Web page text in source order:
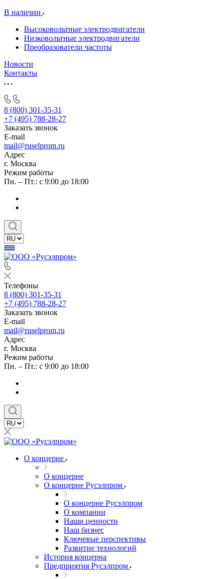
В наличии
Высоковольтные электродвигатели
Низковольтные электродвигатели
Преобразователи частоты
Новости
Контакты
8 (800) 301-35-31
+7 (495) 788-28-27
Заказать звонок
E-mail
mail@ruselprom.ru
Адрес
г. Москва
Режим работы
Пн. – Пт.: с 9:00 до 18:00
Телефоны
8 (800) 301-35-31
+7 (495) 788-28-27
Заказать звонок
E-mail
mail@ruselprom.ru
Адрес
г. Москва
Режим работы
Пн. – Пт.: с 9:00 до 18:00
О концерне
О концерне
О концерне Русэлпром
О концерне Русэлпром
О компании
Наши ценности
Наш бизнес
Ключевые перспективы
Развитие технологий
История концерна
Предприятия Русэлпром